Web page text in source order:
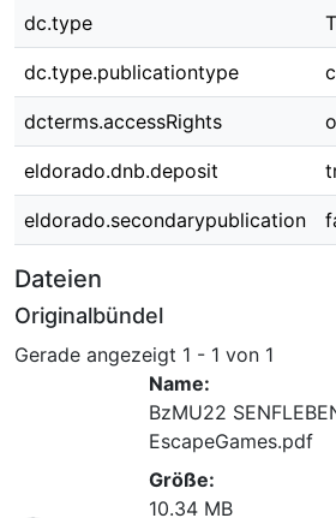
dc.type
dc.type.publicationtype
dcterms.accessRights
eldorado.dnb.deposit
eldorado.secondarypublication
Dateien
Originalbündel
Gerade angezeigt 1 - 1 von 1
Name:
BzMU22
EscapeGames.pdf
Größe:
10.34 MB